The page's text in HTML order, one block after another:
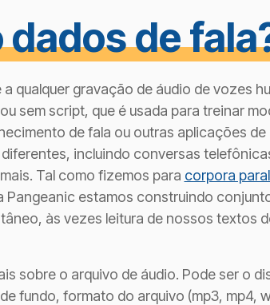
dados de
qualquer gravação de áudio de vozes
sem script, que é usada para treinar
de fala ou outras aplicações de
incluindo conversas
Tal como fizemos para corpora
Pangeanic estamos construindo
às vezes leitura de nossos textos
sobre o arquivo de áudio. Pode ser o
fundo, formato do arquivo (mp3, mp4,